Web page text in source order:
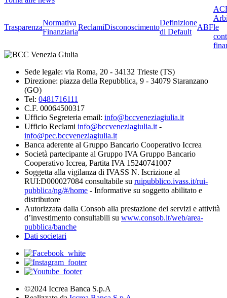
Trasparenza
Normativa
Finanziaria
ReclamiDisconoscimento
Definizione
di Default
ABFle
Sede legale: via Roma, 20 - 34132 Trieste (TS)
Direzione: piazza della Repubblica, 9 - 34079 Staranzano
(GO)
Tel: 0481716111
C.F. 00064500317
Ufficio Segreteria email: info@bccveneziagiulia.it
Ufficio Reclami info@bccveneziagiulia.it -
info@pec.bccveneziagiulia.it
Banca aderente al Gruppo Bancario Cooperativo Iccrea
Società partecipante al Gruppo IVA Gruppo Bancario
Cooperativo Iccrea, Partita IVA 15240741007
Soggetta alla vigilanza di IVASS N. Iscrizione al
RUI:D000027084 consultabile su ruipubblico.ivass.it/rui-
pubblica/ng/#/home - Informative su soggetto abilitato e
distributore
Autorizzata dalla Consob alla prestazione dei servizi e attività
d’investimento consultabili su www.consob.it/web/area-
pubblica/banche
Dati societari
©2024 Iccrea Banca S.p.A